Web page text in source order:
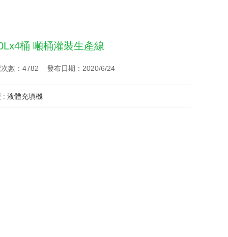
桶 噸桶灌裝生產線
次數：4782 發布日期：2020/6/24
: 液體充填機